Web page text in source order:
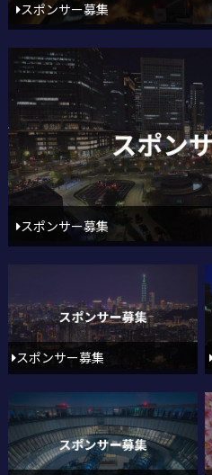
スポンサー募集
スポンサー募集
スポンサー募集